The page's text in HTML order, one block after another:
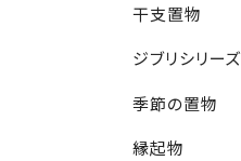
干支置物
ジブリシリーズ
季節の置物
縁起物